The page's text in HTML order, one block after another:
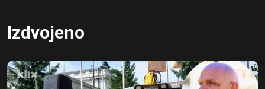
Izdvojeno